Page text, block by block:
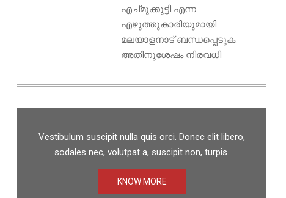
എച്മുക്കുട്ടി എന്ന
എഴുത്തുകാരിയുമായി
മലയാളനാട് ബന്ധപ്പെടുക.
അതിനുശേഷം നിരവധി
Vestibulum suscipit nulla quis orci. Donec elit libero,
sodales nec, volutpat a, suscipit non, turpis.
KNOW MORE